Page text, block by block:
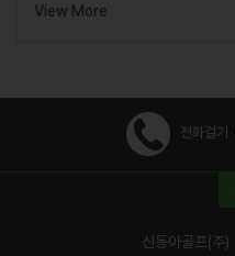
View More
전화걸기
신동아골프(주)